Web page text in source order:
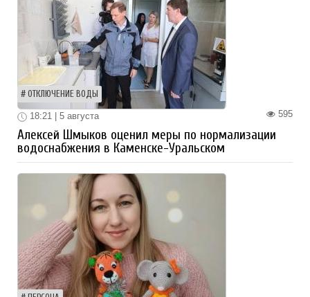
ОТКЛЮЧЕНИЕ ВОДЫ
595
18:21 | 5 августа
Алексей Шмыков оценил меры по нормализации
водоснабжения в Каменске-Уральском